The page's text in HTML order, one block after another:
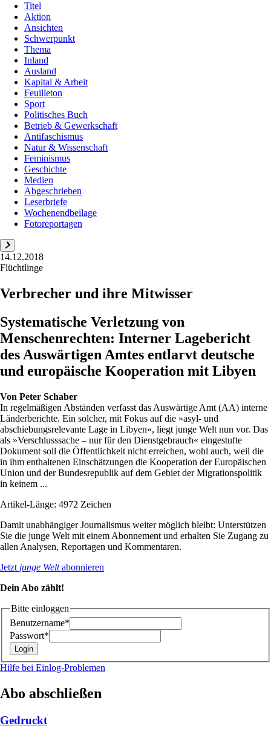
Titel
Aktion
Ansichten
Schwerpunkt
Thema
Inland
Ausland
Kapital & Arbeit
Feuilleton
Sport
Politisches Buch
Betrieb & Gewerkschaft
Antifaschismus
Natur & Wissenschaft
Feminismus
Geschichte
Medien
Abgeschrieben
Leserbriefe
Wochenendbeilage
Fotoreportagen
14.12.2018
Flüchtlinge
Verbrecher und ihre Mitwisser
Systematische Verletzung von
Menschenrechten: Interner Lagebericht
des Auswärtigen Amtes entlarvt deutsche
und europäische Kooperation mit Libyen
Von Peter Schaber
In regelmäßigen Abständen verfasst das Auswärtige Amt (AA) interne
Länderberichte. Ein solcher, mit Fokus auf die »asyl- und
abschiebungsrelevante Lage in Libyen«, liegt junge Welt nun vor. Das
als »Verschlusssache – nur für den Dienstgebrauch« eingestufte
Dokument soll die Öffentlichkeit nicht erreichen, wohl auch, weil die
in ihm enthaltenen Einschätzungen die Kooperation der Europäischen
Union und der Bundesrepublik auf dem Gebiet der Migrationspolitik
in keinem ...
Artikel-Länge: 4972 Zeichen
Damit unabhängiger Journalismus weiter möglich bleibt: Unterstützen
Sie die junge Welt mit einem Abonnement und erhalten Sie Zugang zu
allen Analysen, Reportagen und Kommentaren.
Jetzt junge Weltabonnieren
Dein Abo zählt!
Bitte einloggen
Benutzername*
Passwort*
Hilfe bei Einlog-Problemen
Abo abschließen
Gedruckt